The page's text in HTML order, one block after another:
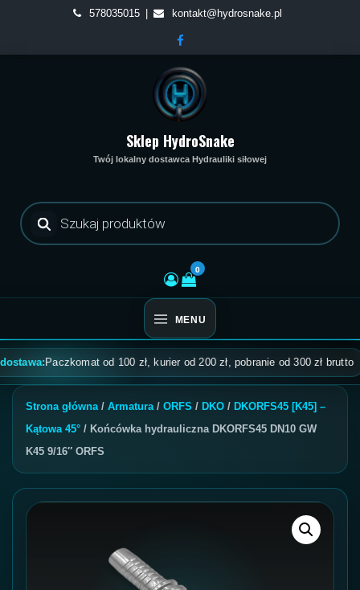
content
578035015 kontakt@hydrosnake.pl
Sklep HydroSnake
Twój lokalny dostawca Hydrauliki siłowej
Wyszukiwarka
produktów
0
MENU
Paczkomat od 100 zł, kurier od 200 zł, pobranie od 300 zł brutto
Strona główna/ Armatura/ ORFS / DKO / DKORFS45 [K45] –
Kątowa 45° / Końcówka hydrauliczna DKORFS45 DN10 GW
K45 9/16″ ORFS